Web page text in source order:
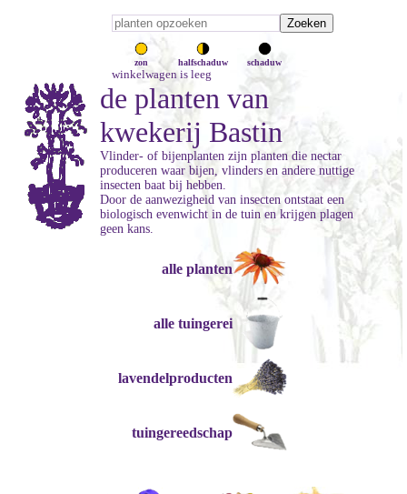
zon halfschaduw schaduw
winkelwagen is leeg
de planten van
kwekerij Bastin
Vlinder- of bijenplanten zijn planten die nectar
produceren waar bijen, vlinders en andere nuttige
insecten baat bij hebben.
Door de aanwezigheid van insecten ontstaat een
biologisch evenwicht in de tuin en krijgen plagen
geen kans.
alle planten
alle tuingerei
lavendelproducten
tuingereedschap